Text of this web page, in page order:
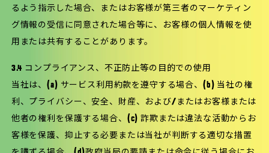
るよう指示した場合、またはお客様が第三者のマーケティン
グ情報の受信に同意された場合等に、お客様の個人情報を使
用または共有することがあります。
3.4 コンプライアンス、不正防止等の目的での使用
当社は、(a) サービス利用約款を遵守する場合、(b) 当社の権
利、プライバシー、安全、財産、および/またはお客様または
他者の権利を保護する場合、(c) 詐欺または違法な活動からお
客様を保護、抑止する必要または当社が判断する適切な措置